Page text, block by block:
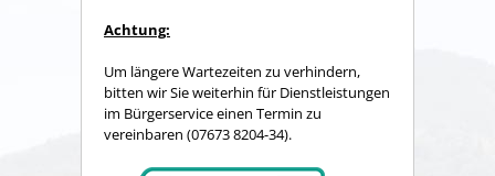
Achtung:
Um längere Wartezeiten zu verhindern,
bitten wir Sie weiterhin für Dienstleistungen
im Bürgerservice einen Termin zu
vereinbaren (07673 8204-34).